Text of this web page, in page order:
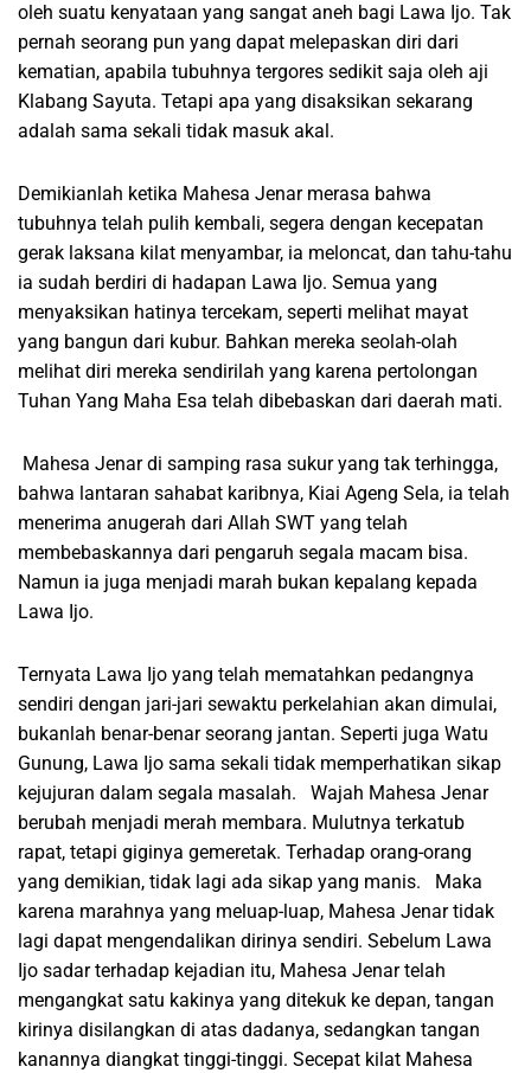
oleh suatu kenyataan yang sangat aneh bagi Lawa Ijo. Tak
pernah seorang pun yang dapat melepaskan diri dari
kematian, apabila tubuhnya tergores sedikit saja oleh aji
Klabang Sayuta. Tetapi apa yang disaksikan sekarang
adalah sama sekali tidak masuk akal.
Demikianlah ketika Mahesa Jenar merasa bahwa
tubuhnya telah pulih kembali, segera dengan kecepatan
gerak laksana kilat menyambar, ia meloncat, dan tahu-tahu
ia sudah berdiri di hadapan Lawa Ijo. Semua yang
menyaksikan hatinya tercekam, seperti melihat mayat
yang bangun dari kubur. Bahkan mereka seolah-olah
melihat diri mereka sendirilah yang karena pertolongan
Tuhan Yang Maha Esa telah dibebaskan dari daerah mati.
Mahesa Jenar di samping rasa sukur yang tak terhingga,
bahwa lantaran sahabat karibnya, Kiai Ageng Sela, ia telah
menerima anugerah dari Allah SWT yang telah
membebaskannya dari pengaruh segala macam bisa.
Namun ia juga menjadi marah bukan kepalang kepada
Lawa Ijo.
Ternyata Lawa Ijo yang telah mematahkan pedangnya
sendiri dengan jari-jari sewaktu perkelahian akan dimulai,
bukanlah benar-benar seorang jantan. Seperti juga Watu
Gunung, Lawa Ijo sama sekali tidak memperhatikan sikap
kejujuran dalam segala masalah. Wajah Mahesa Jenar
berubah menjadi merah membara. Mulutnya terkatub
rapat, tetapi giginya gemeretak. Terhadap orang-orang
yang demikian, tidak lagi ada sikap yang manis. Maka
karena marahnya yang meluap-luap, Mahesa Jenar tidak
lagi dapat mengendalikan dirinya sendiri. Sebelum Lawa
Ijo sadar terhadap kejadian itu, Mahesa Jenar telah
mengangkat satu kakinya yang ditekuk ke depan, tangan
kirinya disilangkan di atas dadanya, sedangkan tangan
kanannya diangkat tinggi-tinggi. Secepat kilat Mahesa